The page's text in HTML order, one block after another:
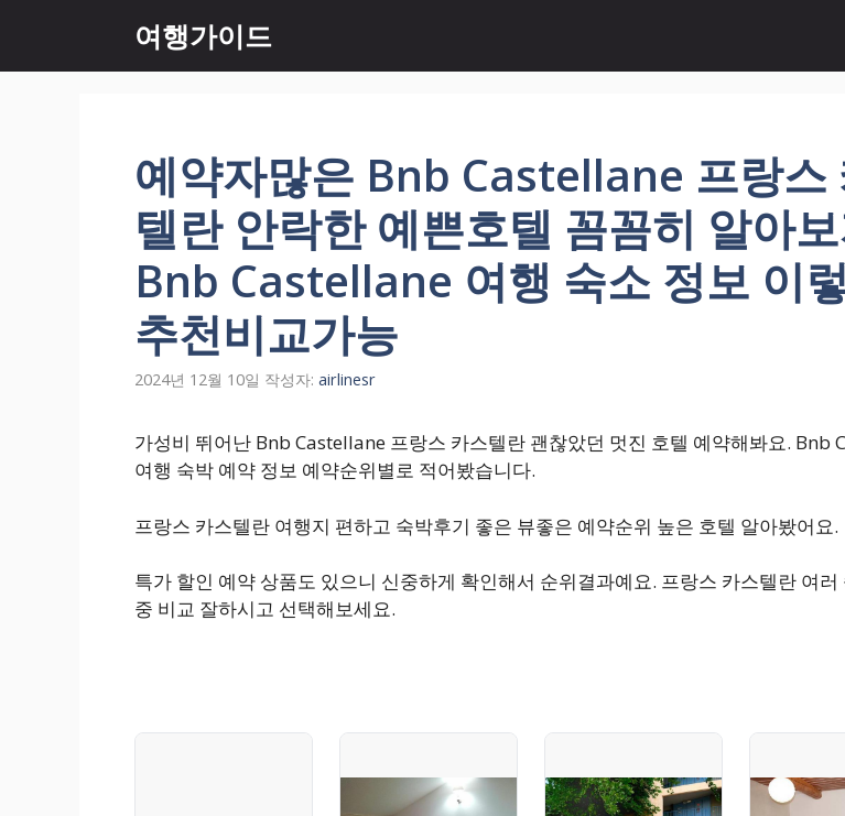
츠
여행가이드
예약자많은 Bnb Castellane 프랑스
텔란 안락한 예쁜호텔 꼼꼼히 알아
Bnb Castellane 여행 숙소 정보 이
추천비교가능
2024년 12월 10일 작성자: airlinesr
가성비 뛰어난 Bnb Castellane 프랑스 카스텔란 괜찮았던 멋진 호텔 예약해봐요. Bnb
여행 숙박 예약 정보 예약순위별로 적어봤습니다.
프랑스 카스텔란 여행지 편하고 숙박후기 좋은 뷰좋은 예약순위 높은 호텔 알아봤어요.
특가 할인 예약 상품도 있으니 신중하게 확인해서 순위결과예요. 프랑스 카스텔란 여러
중 비교 잘하시고 선택해보세요.